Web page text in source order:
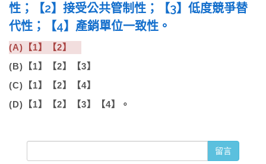
性；【2】接受公共管制性；【3】低度競爭替
代性；【4】產銷單位一致性。
(A)【1】【2】
(B)【1】【2】【3】
(C)【1】【2】【4】
(D)【1】【2】【3】【4】。
留言